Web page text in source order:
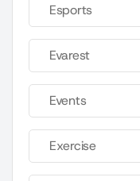
Esports
Evarest
Events
Exercise